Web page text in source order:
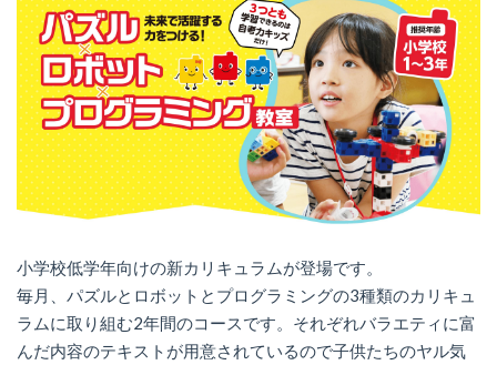
小学校低学年向けの新カリキュラムが登場です。
毎月、パズルとロボットとプログラミングの3種類のカリキュ
ラムに取り組む2年間のコースです。それぞれバラエティに富
んだ内容のテキストが用意されているので子供たちのヤル気